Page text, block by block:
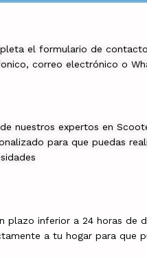
el formulario de
correo electrónico o
nuestros expertos en
para que puedas
plazo inferior a 24 horas de
a tu hogar para que